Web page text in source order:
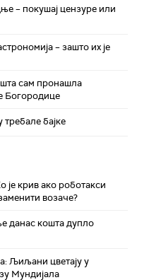
– покушај цензуре или
– зашто их је
сам пронашла
Богородице
бајке
крив ако роботакси
возаче?
данас кошта дупло
Љиљани цветају у
Мундијала